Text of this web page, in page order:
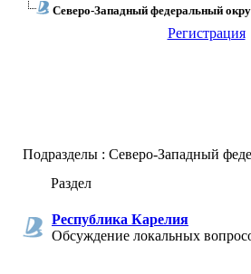
Северо-Западный федеральный
Регистрация
Подразделы : Северо-Западный
Раздел
Республика Карелия
Обсуждение локальных